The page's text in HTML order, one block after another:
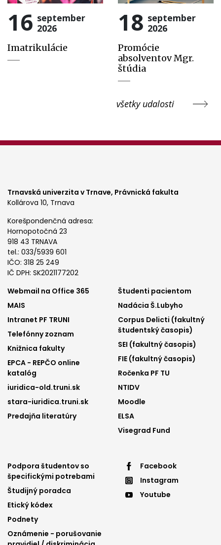
16 september
2026
Imatrikulácie
18 september
2026
Promócie
absolventov Mgr.
štúdia
všetky udalosti
Trnavská univerzita v Trnave, Právnická fakulta
Kollárova 10, Trnava
Korešpondenčná adresa:
Hornopotočná 23
918 43 TRNAVA
tel.: 033/5939 601
IČO: 318 25 249
IČ DPH: SK2021177202
Footer
menu
1
Webmail na Office 365
MAIS
Intranet PF TRUNI
Telefónny zoznam
Knižnica fakulty
EPCA - REPČO online
katalóg
iuridica-old.truni.sk
stara-iuridica.truni.sk
Predajňa literatúry
Footer
menu
2
Študenti pacientom
Nadácia Š.Lubyho
Corpus Delicti (fakultný
študentský časopis)
SEI (fakultný časopis)
FIE (fakultný časopis)
Ročenka PF TU
NTIDV
Moodle
ELSA
Visegrad Fund
Footer
menu
3
Podpora študentov so
špecifickými potrebami
Študijný poradca
Etický kódex
Podnety
Oznámenie - porušovanie
Footer
menu
Facebook
Instagram
Youtube